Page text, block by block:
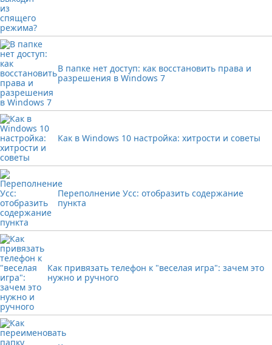
В папке нет доступ: как восстановить права и
разрешения в Windows 7
Как в Windows 10 настройка: хитрости и советы
Переполнение Усс: отобразить содержание
пункта
Как привязать телефон к "веселая игра": зачем это
нужно и ручного